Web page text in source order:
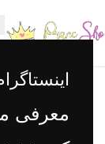
معرفی
دسته بندی